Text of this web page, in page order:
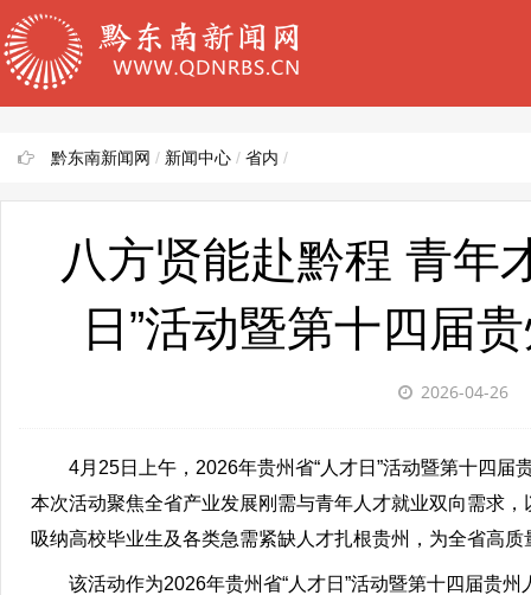
黔东南新闻网 / 新闻中心 / 省内 /
八方贤能赴黔程 青年
日”活动暨第十四届
2026-04-26
4月25日上午，2026年贵州省“人才日”活动暨第十四
本次活动聚焦全省产业发展刚需与青年人才就业双向需求
吸纳高校毕业生及各类急需紧缺人才扎根贵州，为全省高
该活动作为2026年贵州省“人才日”活动暨第十四届贵